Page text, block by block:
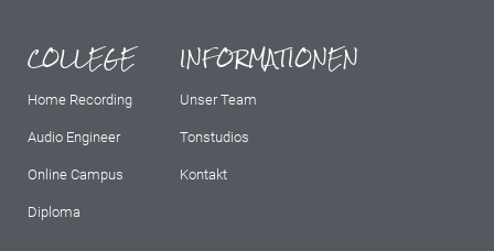
COLLEGE
Home Recording
Audio Engineer
Online Campus
Diploma
INFORMATIONEN
Unser Team
Tonstudios
Kontakt